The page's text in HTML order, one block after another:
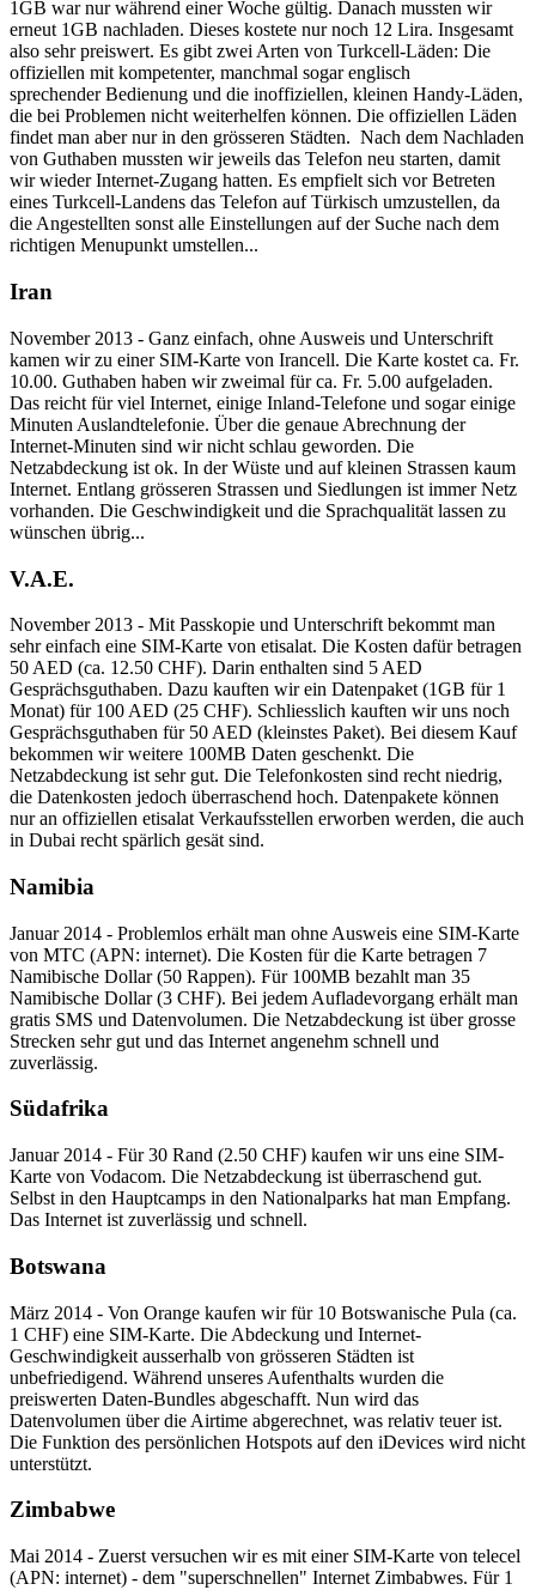
1GB war nur während einer Woche gültig. Danach mussten wir
erneut 1GB nachladen. Dieses kostete nur noch 12 Lira. Insgesamt
also sehr preiswert. Es gibt zwei Arten von Turkcell-Läden: Die
offiziellen mit kompetenter, manchmal sogar englisch
sprechender Bedienung und die inoffiziellen, kleinen Handy-Läden,
die bei Problemen nicht weiterhelfen können. Die offiziellen Läden
findet man aber nur in den grösseren Städten. Nach dem Nachladen
von Guthaben mussten wir jeweils das Telefon neu starten, damit
wir wieder Internet-Zugang hatten. Es empfielt sich vor Betreten
eines Turkcell-Landens das Telefon auf Türkisch umzustellen, da
die Angestellten sonst alle Einstellungen auf der Suche nach dem
richtigen Menupunkt umstellen...
Iran
November 2013 - Ganz einfach, ohne Ausweis und Unterschrift
kamen wir zu einer SIM-Karte von Irancell. Die Karte kostet ca. Fr.
10.00. Guthaben haben wir zweimal für ca. Fr. 5.00 aufgeladen.
Das reicht für viel Internet, einige Inland-Telefone und sogar einige
Minuten Auslandtelefonie. Über die genaue Abrechnung der
Internet-Minuten sind wir nicht schlau geworden. Die
Netzabdeckung ist ok. In der Wüste und auf kleinen Strassen kaum
Internet. Entlang grösseren Strassen und Siedlungen ist immer Netz
vorhanden. Die Geschwindigkeit und die Sprachqualität lassen zu
wünschen übrig...
V.A.E.
November 2013 - Mit Passkopie und Unterschrift bekommt man
sehr einfach eine SIM-Karte von etisalat. Die Kosten dafür betragen
50 AED (ca. 12.50 CHF). Darin enthalten sind 5 AED
Gesprächsguthaben. Dazu kauften wir ein Datenpaket (1GB für 1
Monat) für 100 AED (25 CHF). Schliesslich kauften wir uns noch
Gesprächsguthaben für 50 AED (kleinstes Paket). Bei diesem Kauf
bekommen wir weitere 100MB Daten geschenkt. Die
Netzabdeckung ist sehr gut. Die Telefonkosten sind recht niedrig,
die Datenkosten jedoch überraschend hoch. Datenpakete können
nur an offiziellen etisalat Verkaufsstellen erworben werden, die auch
in Dubai recht spärlich gesät sind.
Namibia
Januar 2014 - Problemlos erhält man ohne Ausweis eine SIM-Karte
von MTC (APN: internet). Die Kosten für die Karte betragen 7
Namibische Dollar (50 Rappen). Für 100MB bezahlt man 35
Namibische Dollar (3 CHF). Bei jedem Aufladevorgang erhält man
gratis SMS und Datenvolumen. Die Netzabdeckung ist über grosse
Strecken sehr gut und das Internet angenehm schnell und
zuverlässig.
Südafrika
Januar 2014 - Für 30 Rand (2.50 CHF) kaufen wir uns eine SIM-
Karte von Vodacom. Die Netzabdeckung ist überraschend gut.
Selbst in den Hauptcamps in den Nationalparks hat man Empfang.
Das Internet ist zuverlässig und schnell.
Botswana
März 2014 - Von Orange kaufen wir für 10 Botswanische Pula (ca.
1 CHF) eine SIM-Karte. Die Abdeckung und Internet-
Geschwindigkeit ausserhalb von grösseren Städten ist
unbefriedigend. Während unseres Aufenthalts wurden die
preiswerten Daten-Bundles abgeschafft. Nun wird das
Datenvolumen über die Airtime abgerechnet, was relativ teuer ist.
Die Funktion des persönlichen Hotspots auf den iDevices wird nicht
unterstützt.
Zimbabwe
Mai 2014 - Zuerst versuchen wir es mit einer SIM-Karte von telecel
(APN: internet) - dem "superschnellen" Internet Zimbabwes. Für 1